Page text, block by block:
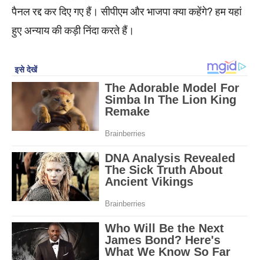
पैनल रद्द कर दिए गए हैं। सीपीएम और भाजपा क्या कहेंगे? हम यहां
हुए अन्याय की कड़ी निंदा करते हैं।